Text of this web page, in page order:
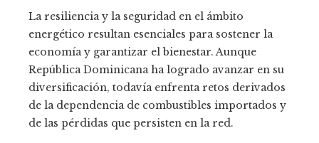
La resiliencia y la seguridad en el ámbito
energético resultan esenciales para sostener la
economía y garantizar el bienestar. Aunque
República Dominicana ha logrado avanzar en su
diversificación, todavía enfrenta retos derivados
de la dependencia de combustibles importados y
de las pérdidas que persisten en la red.